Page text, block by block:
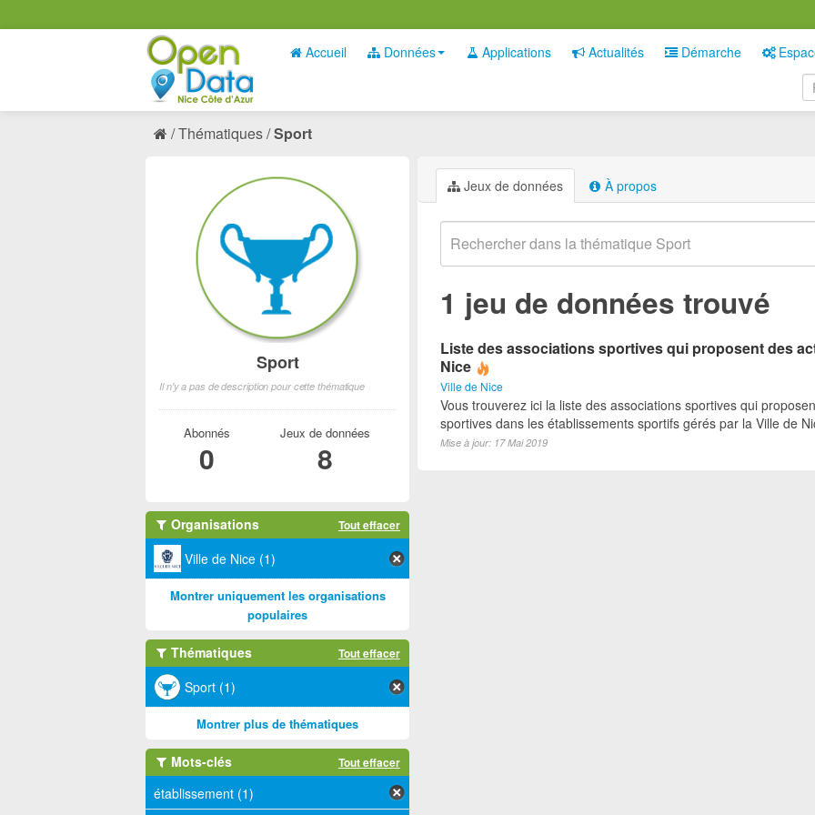
Accueil Données Applications Actualités Démarche
Thématiques Sport
Jeux de données À propos
1 jeu de données trouvé
Liste des associations sportives qui proposent des
Nice
Ville de Nice
Vous trouverez ici la liste des associations sportives qui
sportives dans les établissements sportifs gérés par la Ville de
Mise à jour: 17 Mai 2019
Sport
Il n'y a pas de description pour cette thématique
Abonnés
0
Jeux de données
8
Organisations Tout effacer
Ville de Nice (1)
Montrer uniquement les organisations
populaires
Thématiques Tout effacer
Sport (1)
Montrer plus de thématiques
Mots-clés Tout effacer
établissement (1)